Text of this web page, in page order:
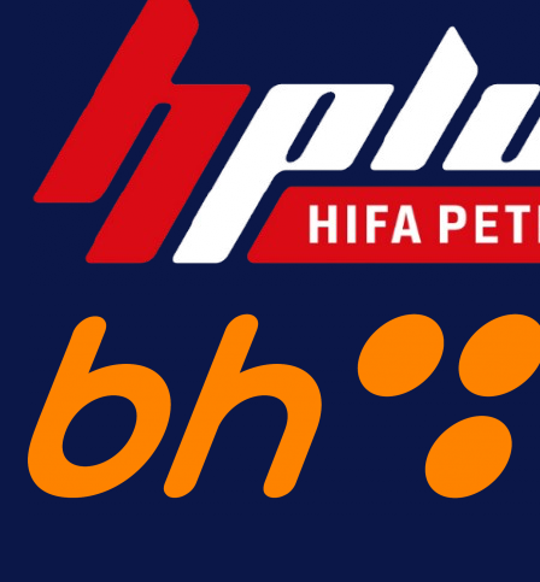
A Selekcija
Sjajna završnica bivšeg Zmaja:
Pogledajte gol Kenana Kodre
Real Madrida!
15 h 39 min